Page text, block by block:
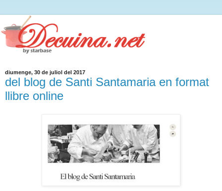
diumenge, 30 de juliol del 2017
del blog de Santi Santamaria en format
llibre online